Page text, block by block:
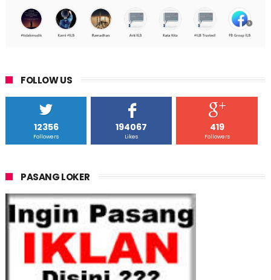
FOLLOW US
12356
Followers
194067
Likes
419
Followers
PASANG LOKER